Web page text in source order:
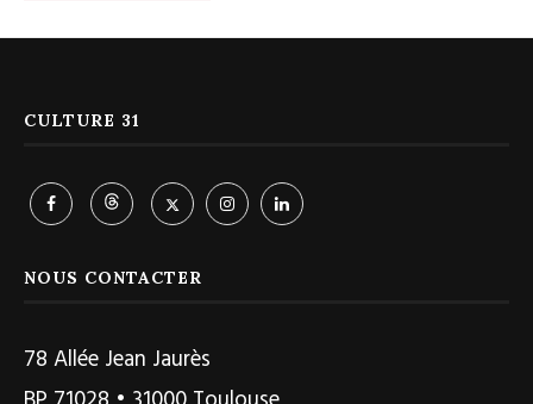
CULTURE 31
NOUS CONTACTER
78 Allée Jean Jaurès